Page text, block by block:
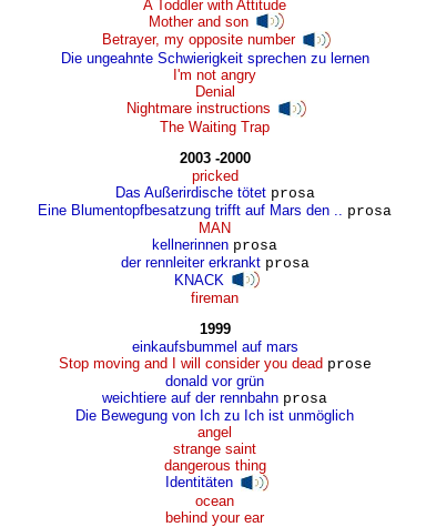
A Toddler with Attitude
Mother and son
Betrayer, my opposite number
Die ungeahnte Schwierigkeit sprechen zu lernen
I'm not angry
Denial
Nightmare instructions
The Waiting Trap
2003 -2000
pricked
Das Außerirdische tötet prosa
Eine Blumentopfbesatzung trifft auf Mars den ..
prosa
MAN
kellnerinnen prosa
der rennleiter erkrankt prosa
KNACK
fireman
1999
einkaufsbummel auf mars
Stop moving and I will consider you dead prose
donald vor grün
weichtiere auf der rennbahn prosa
Die Bewegung von Ich zu Ich ist unmöglich
angel
strange saint
dangerous thing
Identitäten
ocean
behind your ear